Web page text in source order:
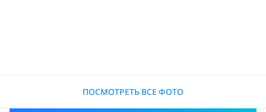
ПОСМОТРЕТЬ ВСЕ ФОТО